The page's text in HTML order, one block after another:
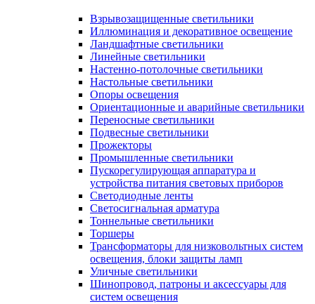
Взрывозащищенные светильники
Иллюминация и декоративное освещение
Ландшафтные светильники
Линейные светильники
Настенно-потолочные светильники
Настольные светильники
Опоры освещения
Ориентационные и аварийные светильники
Переносные светильники
Подвесные светильники
Прожекторы
Промышленные светильники
Пускорегулирующая аппаратура и
устройства питания световых приборов
Светодиодные ленты
Светосигнальная арматура
Тоннельные светильники
Торшеры
Трансформаторы для низковольтных систем
освещения, блоки защиты ламп
Уличные светильники
Шинопровод, патроны и аксессуары для
систем освещения